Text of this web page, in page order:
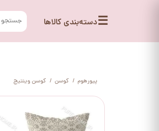
☰دسته‌بندی کالاها
پیورهوم کوسن کوسن وینتیج